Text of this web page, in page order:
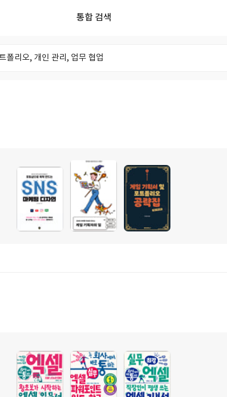
통합 검색
리스트 포스트 사용자